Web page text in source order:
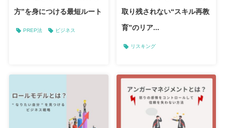
方”を身につける最短ルート
PREP法 ビジネス
取り残されない“スキル再教
育”のリア...
リスキング